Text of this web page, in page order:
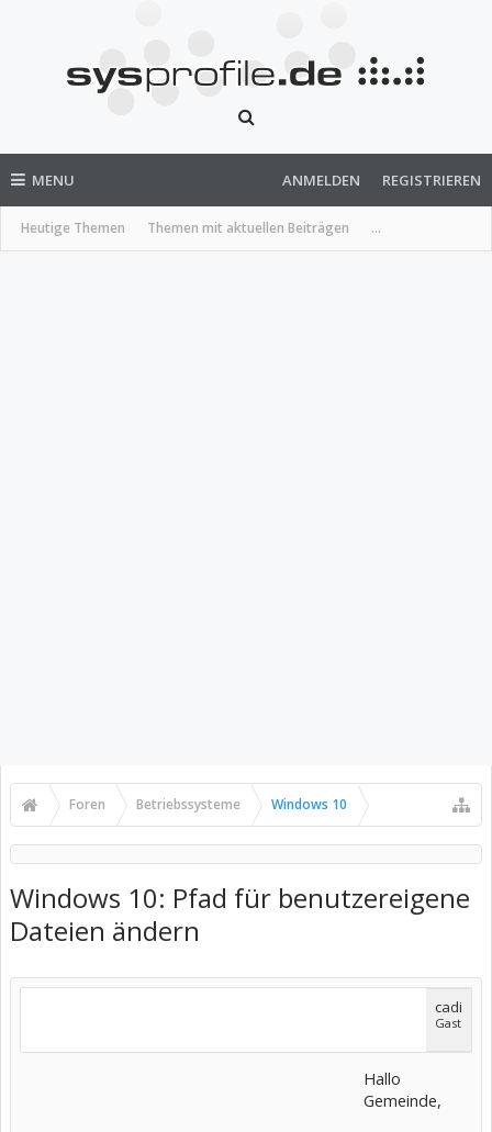
MENU
Heutige Themen Themen mit aktuellen Beiträgen ...
ANMELDEN REGISTRIEREN
Foren Betriebssysteme Windows 10
Windows 10: Pfad für benutzereigene
Dateien ändern
cadi
Gast
Hallo
Gemeinde,